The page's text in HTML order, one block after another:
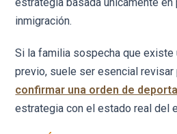
inmigración.
Si la familia sospecha que existe
previo, suele ser esencial revisar
confirmar una orden de
estrategia con el estado real del